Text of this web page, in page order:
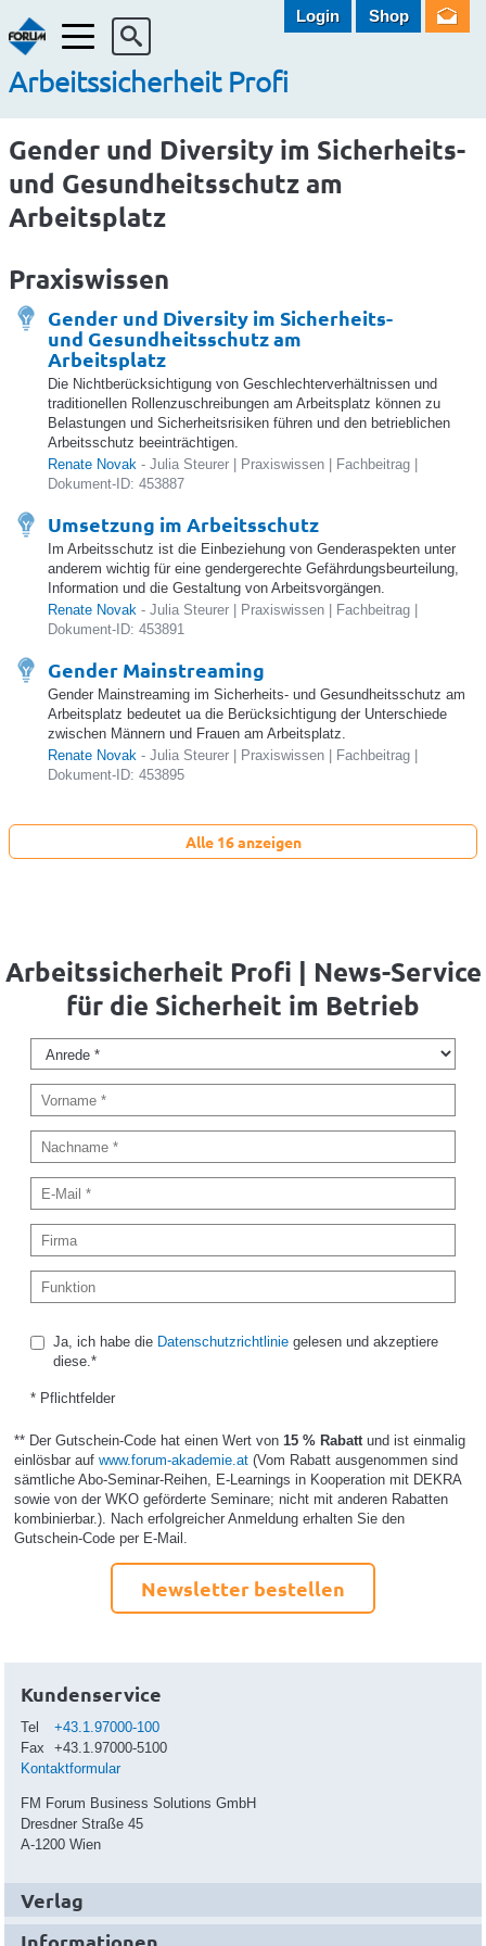
Menü
Arbeitssicherheit Profi
Login Shop
Gender und Diversity im Sicherheits-
und Gesundheitsschutz am
Arbeitsplatz
Praxiswissen
Gender und Diversity im Sicherheits-
und Gesundheitsschutz am
Arbeitsplatz
Die Nichtberücksichtigung von Geschlechterverhältnissen und
traditionellen Rollenzuschreibungen am Arbeitsplatz können zu
Belastungen und Sicherheitsrisiken führen und den betrieblichen
Arbeitsschutz beeinträchtigen.
Renate Novak - Julia Steurer | Praxiswissen | Fachbeitrag |
Dokument-ID: 453887
Umsetzung im Arbeitsschutz
Im Arbeitsschutz ist die Einbeziehung von Genderaspekten unter
anderem wichtig für eine gendergerechte Gefährdungsbeurteilung,
Information und die Gestaltung von Arbeitsvorgängen.
Renate Novak - Julia Steurer | Praxiswissen | Fachbeitrag |
Dokument-ID: 453891
Gender Mainstreaming
Gender Mainstreaming im Sicherheits- und Gesundheitsschutz am
Arbeitsplatz bedeutet ua die Berücksichtigung der Unterschiede
zwischen Männern und Frauen am Arbeitsplatz.
Renate Novak - Julia Steurer | Praxiswissen | Fachbeitrag |
Dokument-ID: 453895
Alle 16 anzeigen
Arbeitssicherheit Profi | News-Service
für die Sicherheit im Betrieb
Ja, ich habe die Datenschutzrichtliniegelesen und akzeptiere
diese.*
* Pflichtfelder
** Der Gutschein-Code hat einen Wert von 15 % Rabatt und ist einmalig
einlösbar auf www.forum-akademie.at(Vom Rabatt ausgenommen sind
sämtliche Abo-Seminar-Reihen, E-Learnings in Kooperation mit DEKRA
sowie von der WKO geförderte Seminare; nicht mit anderen Rabatten
kombinierbar.). Nach erfolgreicher Anmeldung erhalten Sie den
Gutschein-Code per E-Mail.
Newsletter bestellen
Kundenservice
Tel
+43.1.97000-100
Fax
+43.1.97000-5100
Kontaktformular
FM Forum Business Solutions GmbH
Dresdner Straße 45
A-1200 Wien
Verlag